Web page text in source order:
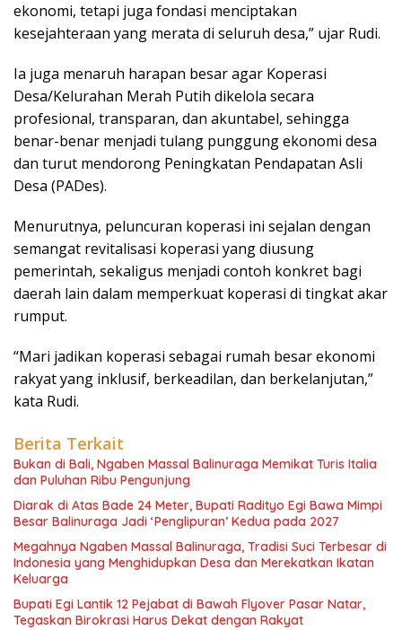
ekonomi, tetapi juga fondasi menciptakan
kesejahteraan yang merata di seluruh desa,” ujar Rudi.
Ia juga menaruh harapan besar agar Koperasi
Desa/Kelurahan Merah Putih dikelola secara
profesional, transparan, dan akuntabel, sehingga
benar-benar menjadi tulang punggung ekonomi desa
dan turut mendorong Peningkatan Pendapatan Asli
Desa (PADes).
Menurutnya, peluncuran koperasi ini sejalan dengan
semangat revitalisasi koperasi yang diusung
pemerintah, sekaligus menjadi contoh konkret bagi
daerah lain dalam memperkuat koperasi di tingkat akar
rumput.
“Mari jadikan koperasi sebagai rumah besar ekonomi
rakyat yang inklusif, berkeadilan, dan berkelanjutan,”
kata Rudi.
Berita Terkait
Bukan di Bali, Ngaben Massal Balinuraga Memikat Turis Italia
dan Puluhan Ribu Pengunjung
Diarak di Atas Bade 24 Meter, Bupati Radityo Egi Bawa Mimpi
Besar Balinuraga Jadi ‘Penglipuran’ Kedua pada 2027
Megahnya Ngaben Massal Balinuraga, Tradisi Suci Terbesar di
Indonesia yang Menghidupkan Desa dan Merekatkan Ikatan
Keluarga
Bupati Egi Lantik 12 Pejabat di Bawah Flyover Pasar Natar,
Tegaskan Birokrasi Harus Dekat dengan Rakyat